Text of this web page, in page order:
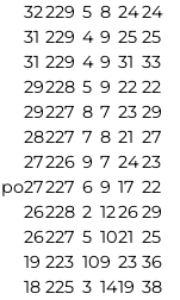
32229 5 8 2424
31 229 4 9 25 25
31 229 4 9 31 33
29228 5 9 22 22
29227 8 7 23 29
28227 7 8 21 27
27226 9 7 2423
27227 6 9 17 22
26228 2 122629
26227 5 1021 25
19 223 109 23 36
18 225 3 1419 38